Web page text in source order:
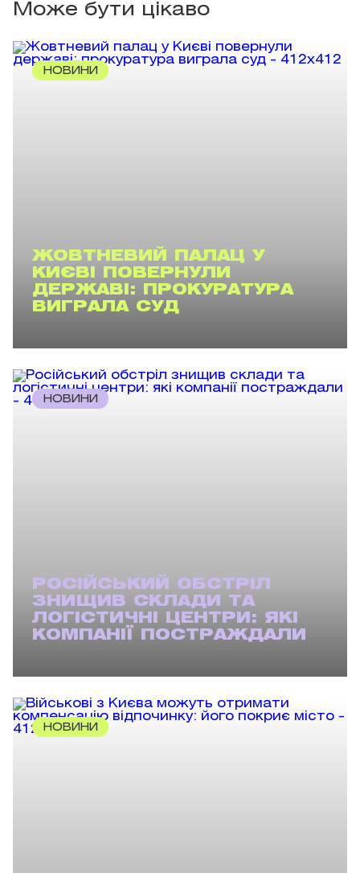
Може бути цікаво
НОВИНИ
ЖОВТНЕВИЙ ПАЛАЦ У
КИЄВІ ПОВЕРНУЛИ
ДЕРЖАВІ: ПРОКУРАТУРА
ВИГРАЛА СУД
НОВИНИ
РОСІЙСЬКИЙ ОБСТРІЛ
ЗНИЩИВ СКЛАДИ ТА
ЛОГІСТИЧНІ ЦЕНТРИ: ЯКІ
КОМПАНІЇ ПОСТРАЖДАЛИ
НОВИНИ